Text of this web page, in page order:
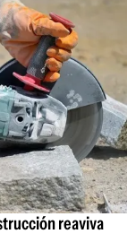
reaviva